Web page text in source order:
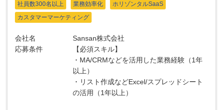
社員数300名以上
業務効率化
ホリゾンタルSaaS
カスタマーマーケティング
会社名
Sansan株式会社
応募条件
【必須スキル】
・MA/CRMなどを活用した業務経験（1年
以上）
・リスト作成などExcel/スプレッドシート
の活用（1年以上）